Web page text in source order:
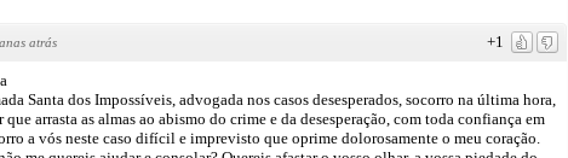
+1
atrás
Santa dos Impossíveis, advogada nos casos desesperados, socorro na última hora,
arrasta as almas ao abismo do crime e da desesperação, com toda confiança em
a vós neste caso difícil e imprevisto que oprime dolorosamente o meu coração.